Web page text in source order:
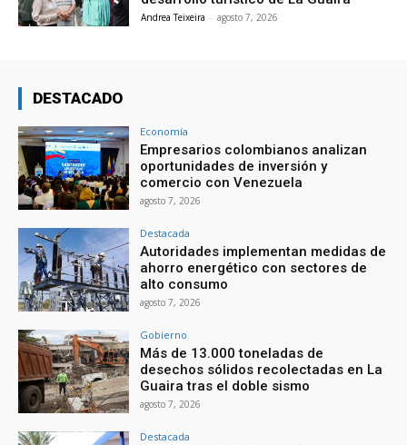
Andrea Teixeira - agosto 7, 2026
DESTACADO
Economía
Empresarios colombianos analizan
oportunidades de inversión y
comercio con Venezuela
agosto 7, 2026
Destacada
Autoridades implementan medidas de
ahorro energético con sectores de
alto consumo
agosto 7, 2026
Gobierno
Más de 13.000 toneladas de
desechos sólidos recolectadas en La
Guaira tras el doble sismo
agosto 7, 2026
Destacada